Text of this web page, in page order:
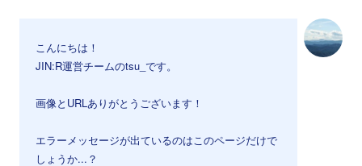
こんにちは！
JIN:R運営チームのtsu_です。
画像とURLありがとうございます！
エラーメッセージが出ているのはこのページだけで
しょうか...？